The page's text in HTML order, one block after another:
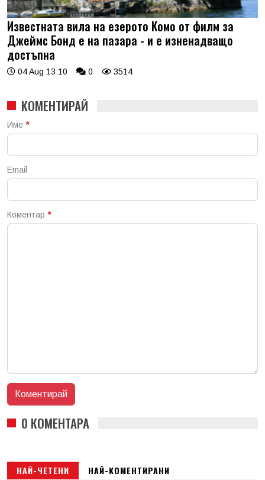
Известната вила на езерото Комо от филм за
Джеймс Бонд е на пазара - и е изненадващо
достъпна
04 Aug 13:10 0 3514
КОМЕНТИРАЙ
Име *
Email
Коментар *
0 КОМЕНТАРА
НАЙ-ЧЕТЕНИ НАЙ-КОМЕНТИРАНИ